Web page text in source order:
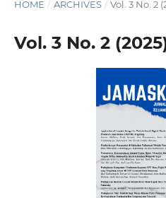
HOME / ARCHIVES / Vol. 3 No. 2
Vol. 3 No. 2